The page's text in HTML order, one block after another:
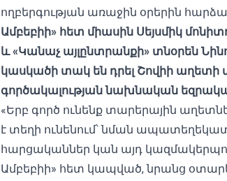
ողբերգության առաջին օրերին
Ամբեբիի» հետ միասին Սեյսմիկ
և «Կանաչ այլընտրանքի» տնօրեն
կասկածի տակ են դրել Շովիի աղետի
գործակալության նախնական
«Երբ գործ ունենք տարերային
է տեղի ունենում՝ նման
հարցականներ կան այդ
Ամբեբիի» հետ կապված, նրանց